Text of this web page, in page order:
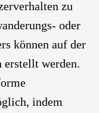
zu
oder
können auf der
erstellt werden.
indem